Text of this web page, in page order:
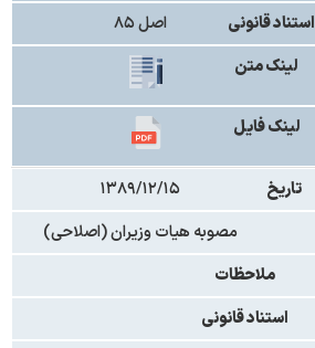
استناد قانونی
اصل ۸۵
لینک متن
لینک فایل
تاریخ
۱۳۸۹/۱۲/۱۵
مصوبه هیات وزیران (اصلاحی)
ملاحظات
استناد قانونی